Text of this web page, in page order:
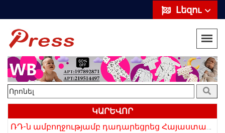
Լեզու
ԿԱՐԵՎՈՐ